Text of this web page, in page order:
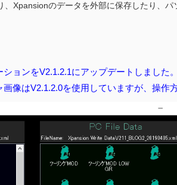
、Xpansionのデータを外部に保存したり、
ョンをV2.1.2.1にアップデートしました。
像はV2.1.2.0を使用していますが、操作